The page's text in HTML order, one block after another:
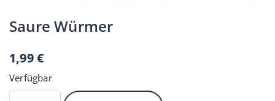
Saure Würmer
1,99€
Verfügbar